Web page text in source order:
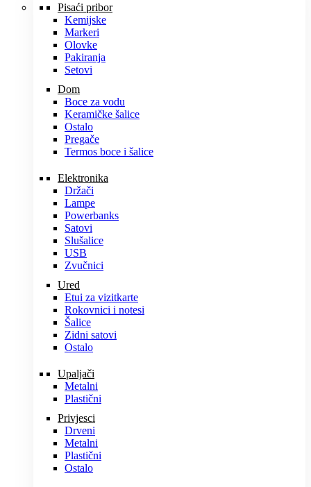
Pisaći pribor
Kemijske
Markeri
Olovke
Pakiranja
Setovi
Dom
Boce za vodu
Keramičke šalice
Ostalo
Pregače
Termos boce i šalice
Elektronika
Držači
Lampe
Powerbanks
Satovi
Slušalice
USB
Zvučnici
Ured
Etui za vizitkarte
Rokovnici i notesi
Šalice
Zidni satovi
Ostalo
Upaljači
Metalni
Plastični
Privjesci
Drveni
Metalni
Plastični
Ostalo